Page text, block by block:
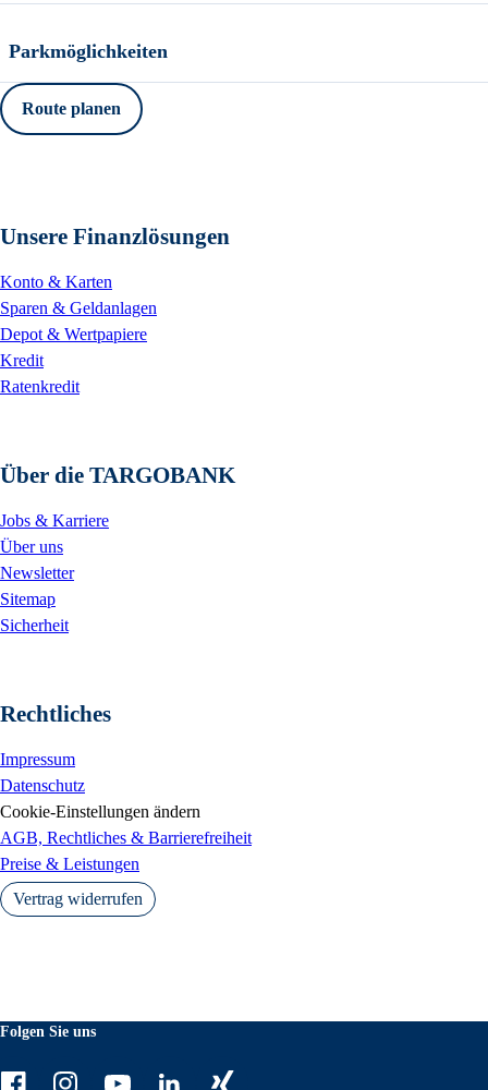
Parkmöglichkeiten
Route planen
Unsere Finanzlösungen
Konto & Karten
Sparen & Geldanlagen
Depot & Wertpapiere
Kredit
Ratenkredit
Über die TARGOBANK
Jobs & Karriere
Über uns
Newsletter
Sitemap
Sicherheit
Rechtliches
Impressum
Datenschutz
Cookie-Einstellungen ändern
AGB, Rechtliches & Barrierefreiheit
Preise & Leistungen
Vertrag widerrufen
Folgen Sie uns
FacebookInstagramYoutube LinkedIn